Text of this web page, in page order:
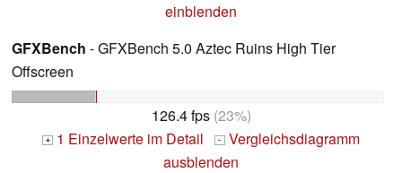
einblenden
GFXBench - GFXBench 5.0 Aztec Ruins High Tier
Offscreen
126.4 fps(23%)
+ 1 Einzelwerte im Detail - Vergleichsdiagramm
ausblenden